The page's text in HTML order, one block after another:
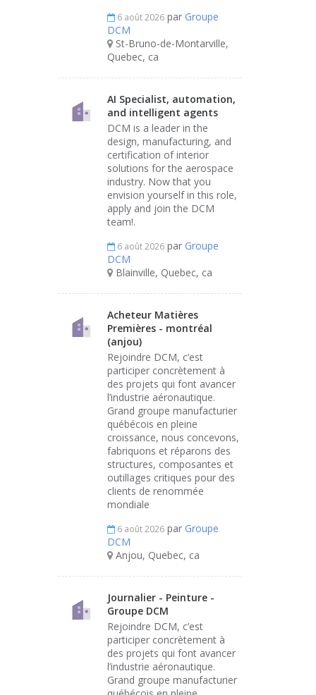
6 août 2026 par Groupe
DCM
St-Bruno-de-Montarville,
Quebec, ca
AI Specialist, automation,
and intelligent agents
DCM is a leader in the
design, manufacturing, and
certification of interior
solutions for the aerospace
industry. Now that you
envision yourself in this role,
apply and join the DCM
team!.
6 août 2026 par Groupe
DCM
Blainville, Quebec, ca
Acheteur Matières
Premières - montréal
(anjou)
Rejoindre DCM, c’est
participer concrètement à
des projets qui font avancer
l’industrie aéronautique.
Grand groupe manufacturier
québécois en pleine
croissance, nous concevons,
fabriquons et réparons des
structures, composantes et
outillages critiques pour des
clients de renommée
mondiale
6 août 2026 par Groupe
DCM
Anjou, Quebec, ca
Journalier - Peinture -
Groupe DCM
Rejoindre DCM, c’est
participer concrètement à
des projets qui font avancer
l’industrie aéronautique.
Grand groupe manufacturier